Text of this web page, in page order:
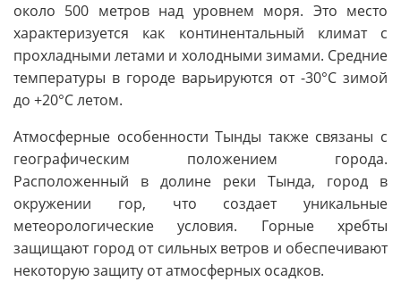
около 500 метров над уровнем моря. Это место
характеризуется как континентальный климат с
прохладными летами и холодными зимами. Средние
температуры в городе варьируются от -30°C зимой
до +20°C летом.
Атмосферные особенности Тынды также связаны с
географическим положением города.
Расположенный в долине реки Тында, город в
окружении гор, что создает уникальные
метеорологические условия. Горные хребты
защищают город от сильных ветров и обеспечивают
некоторую защиту от атмосферных осадков.